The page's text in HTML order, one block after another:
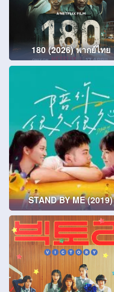
180 (2026) พากย์ไทย
STAND BY ME (2019)